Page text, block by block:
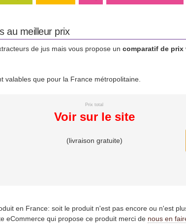
au meilleur prix
de jus mais vous propose un comparatif de prix
valables que pour la France métropolitaine.
Prix total
Voir sur le site
(livraison gratuite)
en France: soit le produit n'est pas encore ou n'est
eCommerce qui propose ce produit merci de nous en